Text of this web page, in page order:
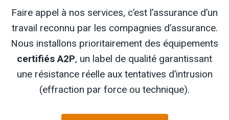
Faire appel à nos services, c’est l’assurance d’un
travail reconnu par les compagnies d’assurance.
Nous installons prioritairement des équipements
certifiés A2P, un label de qualité garantissant
une résistance réelle aux tentatives d’intrusion
(effraction par force ou technique).